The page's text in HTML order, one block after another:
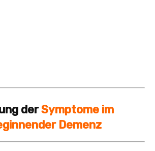
derSymptome im
Demenz